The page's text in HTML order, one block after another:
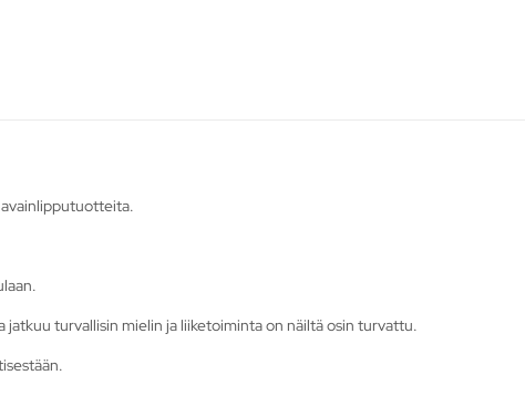
jatkuu turvallisin mielin ja liiketoiminta on näiltä osin turvattu.